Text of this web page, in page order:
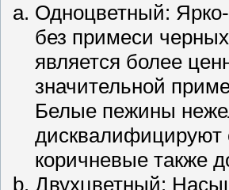
Одноцветный:
без примеси
является более
значительной
Белые пежины
дисквалифицируют
коричневые также
Двухцветный: